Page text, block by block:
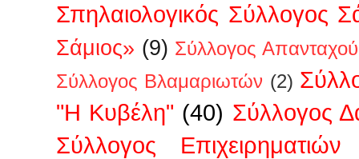
Σπηλαιολογικός Σύλλογος
Σάμιος» (9) Σύλλογος
Σύλλογος Βλαμαριωτών (2)
"Η Κυβέλη" (40) Σύλλογος
Σύλλογος